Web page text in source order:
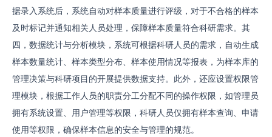
据录入系统后，系统自动对样本质量进行评级，对于不合格的样本
及时标记并通知相关人员处理，保障样本质量符合科研需求。其
四，数据统计与分析模块，系统可根据科研人员的需求，自动生成
样本数量统计、样本类型分布、样本使用情况等报表，为样本库的
管理决策与科研项目的开展提供数据支持。此外，还应设置权限管
理模块，根据工作人员的职责分工分配不同的操作权限，如管理员
拥有系统设置、用户管理等权限，科研人员仅拥有样本查询、申请
使用等权限，确保样本信息的安全与管理的规范。